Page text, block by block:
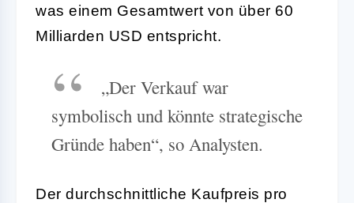
was einem Gesamtwert von über 60
Milliarden USD entspricht.
„Der Verkauf war
symbolisch und könnte strategische
Gründe haben“, so Analysten.
Der durchschnittliche Kaufpreis pro